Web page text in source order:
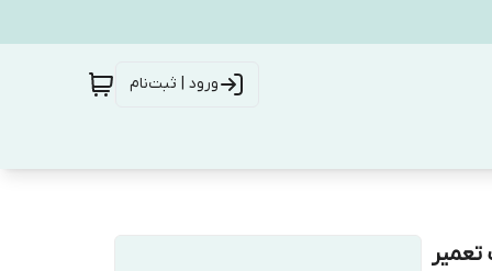
ورود | ثبت‌نام
کیت تعمیر موتور پژو 508/پک تعمیر